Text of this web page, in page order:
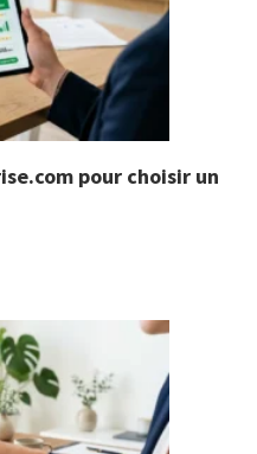
pour choisir un